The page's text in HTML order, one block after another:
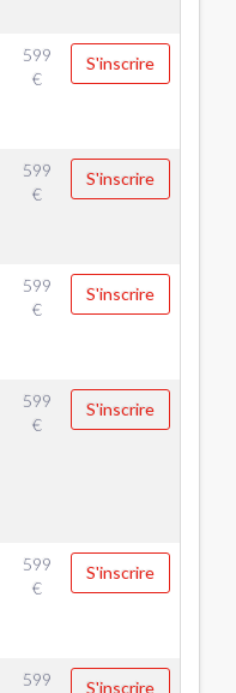
599
€
S'inscrire
599
€
S'inscrire
599
€
S'inscrire
599
€
S'inscrire
599
€
S'inscrire
599
S'inscrire